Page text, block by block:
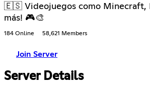
🇪🇸 Videojuegos como Minecraft,
más! 🎮🎨
184 Online 58,621 Members
Join Server
Server Details